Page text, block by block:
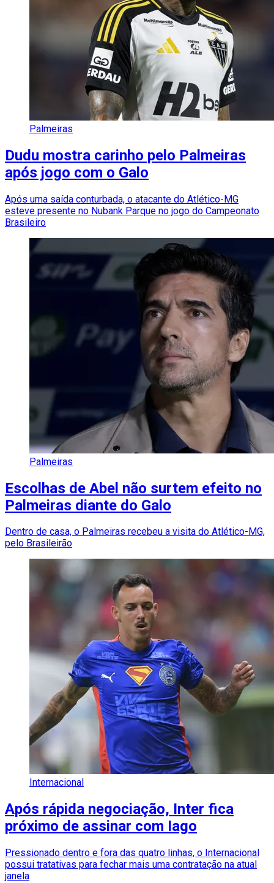
Palmeiras
Dudu mostra carinho pelo Palmeiras
após jogo com o Galo
Após uma saída conturbada, o atacante do Atlético-MG
esteve presente no Nubank Parque no jogo do Campeonato
Brasileiro
Palmeiras
Escolhas de Abel não surtem efeito no
Palmeiras diante do Galo
Dentro de casa, o Palmeiras recebeu a visita do Atlético-MG,
pelo Brasileirão
Internacional
Após rápida negociação, Inter fica
próximo de assinar com Iago
Pressionado dentro e fora das quatro linhas, o Internacional
possui tratativas para fechar mais uma contratação na atual
janela